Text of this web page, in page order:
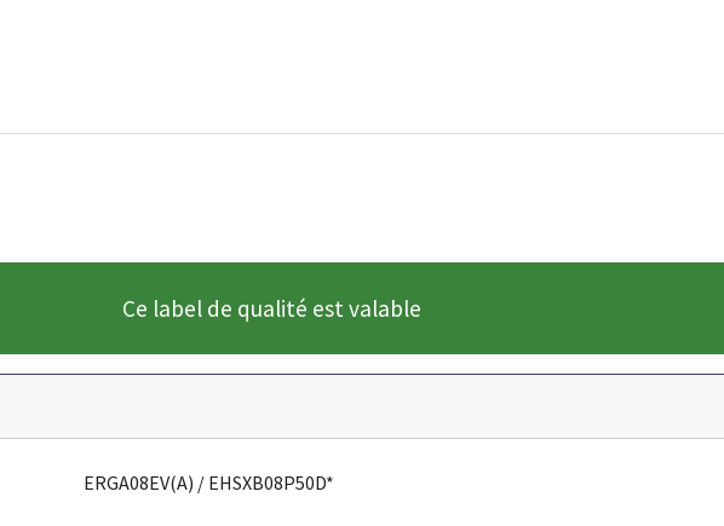
Ce label de qualité est valable
ERGA08EV(A) / EHSXB08P50D*